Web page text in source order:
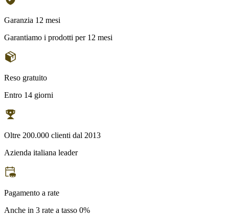
Garanzia 12 mesi
Garantiamo i prodotti per 12 mesi
Reso gratuito
Entro 14 giorni
Oltre 200.000 clienti dal 2013
Azienda italiana leader
Pagamento a rate
Anche in 3 rate a tasso 0%